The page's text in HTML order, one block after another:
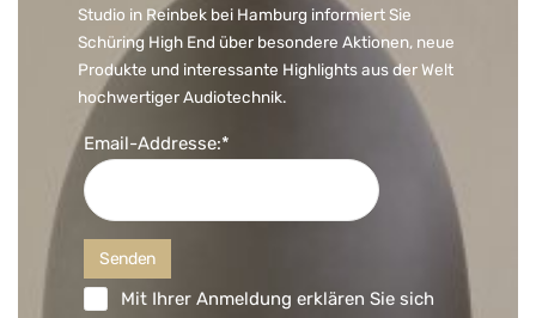
Studio in Reinbek bei Hamburg informiert Sie
Schüring High End über besondere Aktionen, neue
Produkte und interessante Highlights aus der Welt
hochwertiger Audiotechnik.
Email-Addresse:*
Mit Ihrer Anmeldung erklären Sie sich